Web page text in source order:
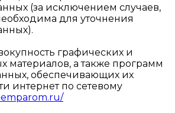
(за исключением случаев,
для уточнения
графических и
а также программ
обеспечивающих их
интернет по сетевому